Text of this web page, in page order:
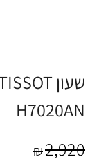
H7020AN
₪2,920